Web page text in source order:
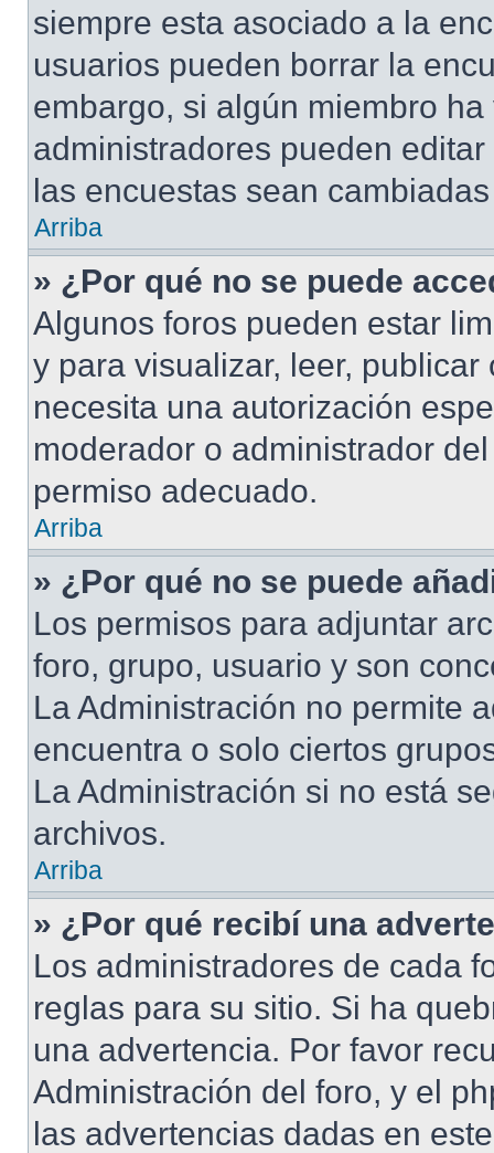
siempre esta asociado a la
usuarios pueden borrar la
embargo, si algún miembro
administradores pueden
las encuestas sean
Arriba
» ¿Por qué no se puede
Algunos foros pueden estar
y para visualizar, leer,
necesita una autorización
moderador o administrador
permiso adecuado.
Arriba
» ¿Por qué no se puede
Los permisos para adjuntar
foro, grupo, usuario y son
La Administración no permite
encuentra o solo ciertos
La Administración si no está
archivos.
Arriba
» ¿Por qué recibí una
Los administradores de cada
reglas para su sitio. Si ha
una advertencia. Por favor
Administración del foro, y el
las advertencias dadas en